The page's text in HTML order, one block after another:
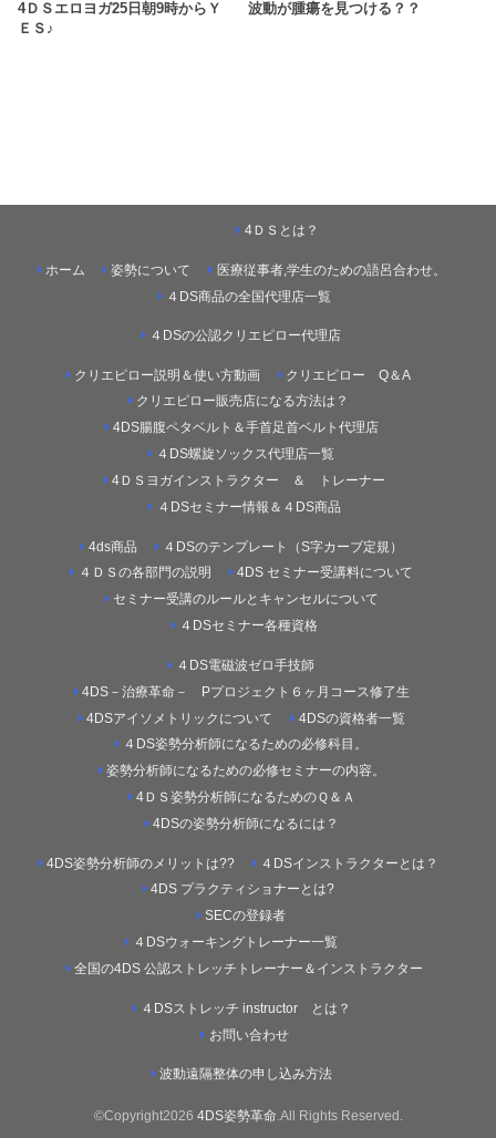
4ＤＳエロヨガ25日朝9時からＹ
ＥＳ♪
波動が腫瘍を見つける？？
ホーム
4ＤＳとは？
姿勢について
医療従事者,学生のための語呂合わせ。
４DS商品の全国代理店一覧
４DSの公認クリエピロー代理店
クリエピロー説明＆使い方動画
クリエピロー Q＆A
クリエピロー販売店になる方法は？
4DS腸腹ペタベルト＆手首足首ベルト代理店
４DS螺旋ソックス代理店一覧
4ＤＳヨガインストラクター ＆ トレーナー
４DSセミナー情報＆４DS商品
4ds商品
４DSのテンプレート（S字カーブ定規）
４ＤＳの各部門の説明
4DS セミナー受講料について
セミナー受講のルールとキャンセルについて
４DSセミナー各種資格
４DS電磁波ゼロ手技師
4DS－治療革命－ Pプロジェクト６ヶ月コース修了生
4DSアイソメトリックについて
4DSの資格者一覧
４DS姿勢分析師になるための必修科目。
姿勢分析師になるための必修セミナーの内容。
4ＤＳ姿勢分析師になるためのＱ＆Ａ
4DSの姿勢分析師になるには？
4DS姿勢分析師のメリットは??
４DSインストラクターとは？
4DS プラクティショナーとは?
SECの登録者
４DSウォーキングトレーナー一覧
全国の4DS 公認ストレッチトレーナー＆インストラクター
４DSストレッチ instructor とは？
お問い合わせ
波動遠隔整体の申し込み方法
©Copyright2026 4DS姿勢革命 .All Rights Reserved.